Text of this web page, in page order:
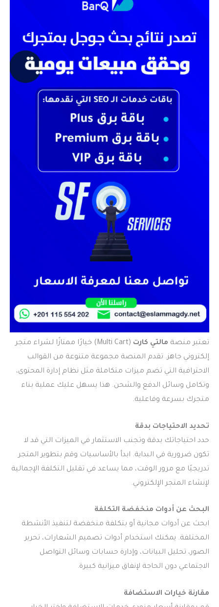
تعتبر منصة مالتي كارت
(Multi Cart) خيارًا ممتازًا لشراء متجر
إلكتروني جاهز. تقدم المنصة مجموعة متنوعة من القوالب
الاحترافية التي تضم ميزات متكاملة مثل نظام إدارة المحتوى،
وتكامل وسائل الدفع والشحن. هذا يسهل عليك عملية بناء
متجرك بسرعة وفاعلية.
تحديد الاحتياجات بدقة
حدد احتياجاتك بدقة وتجنب الاستثمار في الميزات التي قد لا
تكون ضرورية في البداية. ابدأ بالأساسيات وقم بتطوير المتجر
تدريجيًا مع مرور الوقت، مما يساعد في تقليل التكلفة الإجمالية
لإنشاء المتجر الإلكتروني.
البحث عن أدوات منخفضة التكلفة
ابحث عن أدوات مجانية أو بتكلفة منخفضة لتنفيذ الأنشطة
المختلفة. يمكنك استخدام أدوات تصميم الشعارات، تحرير
الصور، تحليل البيانات، وإدارة حسابات وسائل التواصل
الاجتماعي دون الحاجة لإنفاق ميزانية كبيرة.
مقارنة خيارات الاستضافة